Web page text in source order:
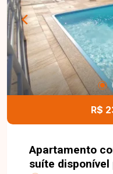
R$
Apartamento
suíte